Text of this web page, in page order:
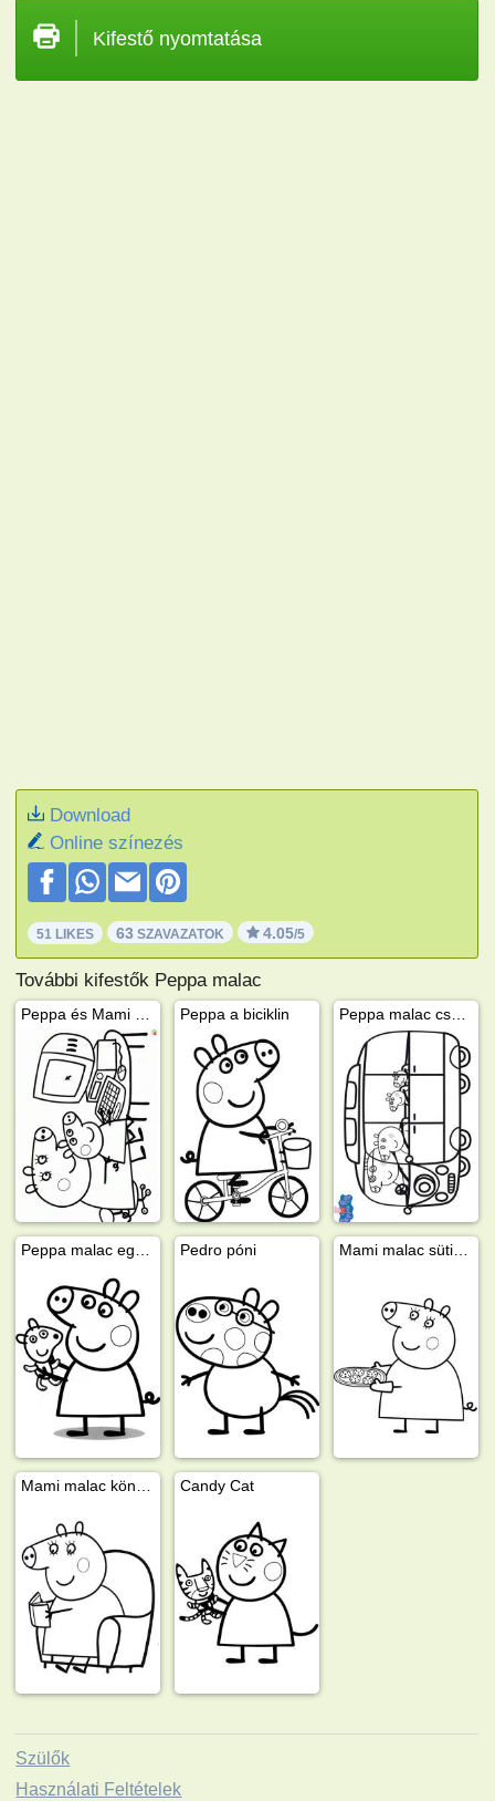
Kifestő nyomtatása
Download
Online színezés
51 LIKES 63 SZAVAZATOK 4.05/5
További kifestők Peppa malac
Peppa a biciklin
Pedro póni
Candy Cat
Szülők
Használati Feltételek